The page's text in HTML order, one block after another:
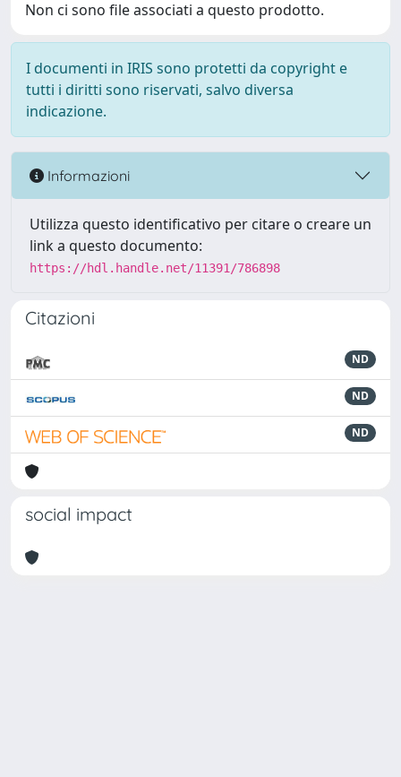
Non ci sono file associati a questo prodotto.
I documenti in IRIS sono protetti da copyright e
tutti i diritti sono riservati, salvo diversa
indicazione.
Informazioni
Utilizza questo identificativo per citare o creare un
link a questo documento:
https://hdl.handle.net/11391/786898
Citazioni
ND
ND
ND
social impact